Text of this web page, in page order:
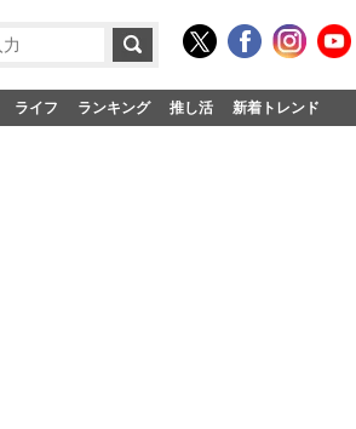
ライフ ランキング 推し活 新着トレンド